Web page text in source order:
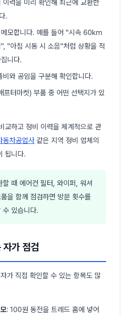
이력을 미리 확인해 최근에 교환한
.
모합니다. 예를 들어 "시속 60km
"아침 시동 시 소음"처럼 상황을 적
니다.
비와 공임을 구분해 확인합니다.
프터마켓) 부품 중 어떤 선택지가 있
교하고 정비 이력을 체계적으로 관
동차공업사 같은 지역 정비 업체의
됩니다.
할 때 에어컨 필터, 와이퍼, 워셔
을 함께 점검하면 방문 횟수를
수 있습니다.
자가 점검
가 직접 확인할 수 있는 항목도 많
: 100원 동전을 트레드 홈에 넣어